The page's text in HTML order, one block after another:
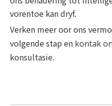
vorentoe kan dryf.
Verken meer oor ons
volgende stap en kontak
konsultasie.